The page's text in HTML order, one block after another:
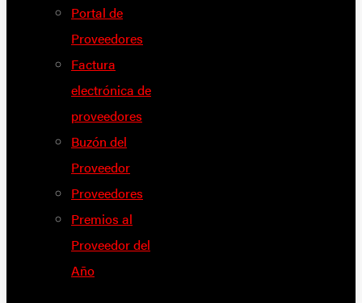
Portal de
Proveedores
Factura
electrónica de
proveedores
Buzón del
Proveedor
Proveedores
Premios al
Proveedor del
Año